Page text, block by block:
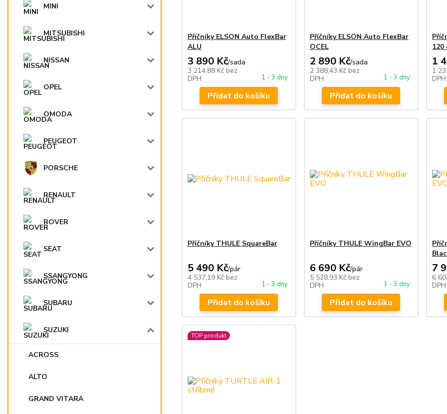
MINI
MITSUBISHI
NISSAN
OPEL
OMODA
PEUGEOT
PORSCHE
RENAULT
ROVER
SEAT
SSANGYONG
SUBARU
SUZUKI
ACROSS
ALTO
GRAND VITARA
Příčníky ELSON Auto FlexBar
ALU
3 890 Kč/sada
3 214,88 Kč bez
DPH
1 - 3 dny
Přidat do košíku
Příčníky ELSON Auto FlexBar
OCEL
2 890 Kč/sada
2 388,43 Kč bez
DPH
1 - 3 dny
Přidat do košíku
120
1
1
DPH
Příčníky THULE SquareBar
5 490 Kč/pár
4 537,19 Kč bez
DPH
1 - 3 dny
Přidat do košíku
Příčníky THULE WingBar EVO
6 690 Kč/pár
5 528,93 Kč bez
DPH
1 - 3 dny
Přidat do košíku
7
6
DPH
TOP produkt